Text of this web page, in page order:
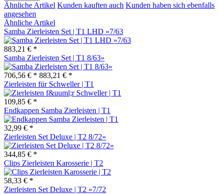
Ähnliche Artikel Kunden kauften auch Kunden haben sich ebenfalls
angesehen
Ähnliche Artikel
Samba Zierleisten Set | T1 LHD »7/63
883,21 € *
Samba Zierleisten Set | T1 8/63»
706,56 € * 883,21 € *
Zierleisten für Schweller | T1
109,85 € *
Endkappen Samba Zierleisten | T1
32,99 € *
Zierleisten Set Deluxe | T2 8/72»
344,85 € *
Clips Zierleisten Karosserie | T2
58,33 € *
Zierleisten Set Deluxe | T2 »7/72